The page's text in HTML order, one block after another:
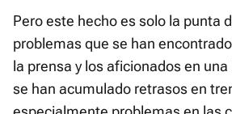
Pero este hecho es solo la punta
problemas que se han
la prensa y los aficionados en
se han acumulado retrasos en